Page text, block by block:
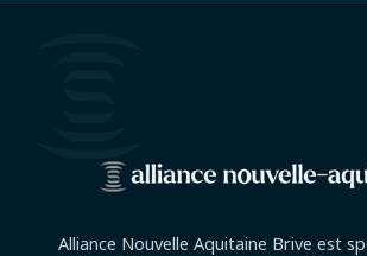
Alliance Nouvelle Aquitaine Brive est